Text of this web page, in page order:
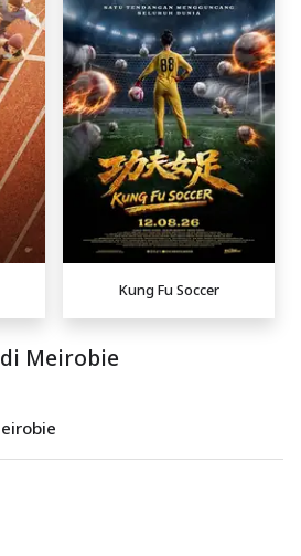
Kung Fu Soccer
Meirobie